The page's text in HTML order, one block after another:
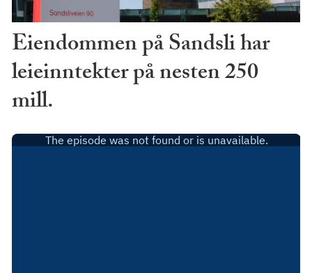
Eiendommen på Sandsli har
leieinntekter på nesten 250
mill.